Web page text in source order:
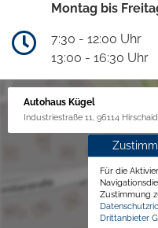
Montag bis
7:30 - 12:00 Uhr
13:00 - 16:30 Uhr
Autohaus Kügel
Industriestraße 11, 96114 Hirschaid
Für die
Zustimmung
Drittanbieter